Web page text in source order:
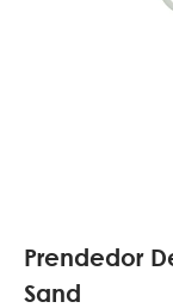
Prendedor
Sand